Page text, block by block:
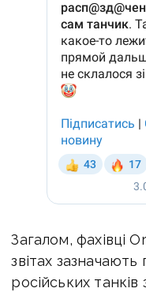
Загалом, фахівці
звітах
російських танків